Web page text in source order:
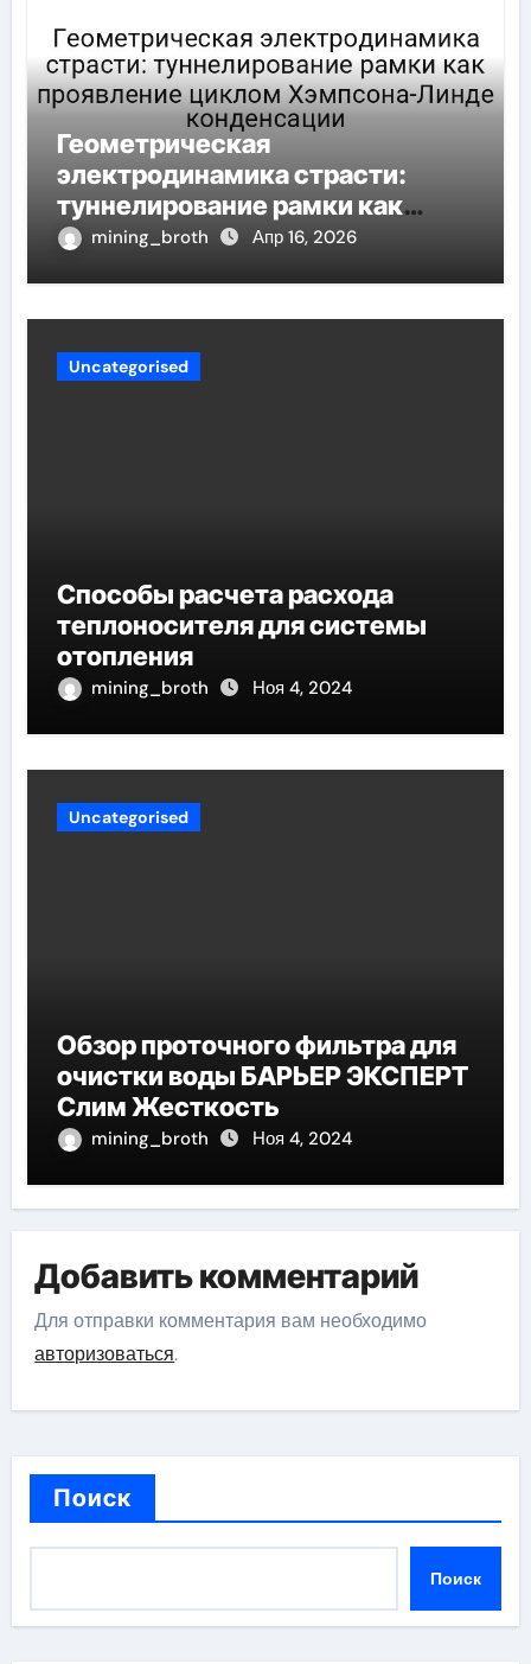
Геометрическая
электродинамика страсти:
туннелирование рамки как
проявление циклом Хэмпсона-
mining_broth Апр 16, 2026
Uncategorised
Способы расчета расхода
теплоносителя для системы
отопления
mining_broth Ноя 4, 2024
Uncategorised
Обзор проточного фильтра для
очистки воды БАРЬЕР ЭКСПЕРТ
Слим Жесткость
mining_broth Ноя 4, 2024
Добавить комментарий
Для отправки комментария вам необходимо
авторизоваться.
Поиск
Поиск